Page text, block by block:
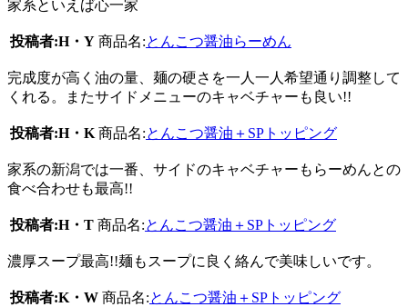
家系といえば心一家
投稿者:H・Y 商品名:とんこつ醤油らーめん
完成度が高く油の量、麺の硬さを一人一人希望通り調整して
くれる。またサイドメニューのキャベチャーも良い!!
投稿者:H・K 商品名:とんこつ醤油＋SPトッピング
家系の新潟では一番、サイドのキャベチャーもらーめんとの
食べ合わせも最高!!
投稿者:H・T 商品名:とんこつ醤油＋SPトッピング
濃厚スープ最高!!麺もスープに良く絡んで美味しいです。
投稿者:K・W 商品名:とんこつ醤油＋SPトッピング